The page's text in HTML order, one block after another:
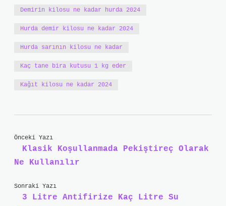
Demirin kilosu ne kadar hurda 2024
Hurda demir kilosu ne kadar 2024
Hurda sarının kilosu ne kadar
Kaç tane bira kutusu 1 kg eder
Kağıt kilosu ne kadar 2024
Önceki Yazı
Klasik Koşullanmada Pekiştireç Olarak
Ne Kullanılır
Sonraki Yazı
3 Litre Antifirize Kaç Litre Su